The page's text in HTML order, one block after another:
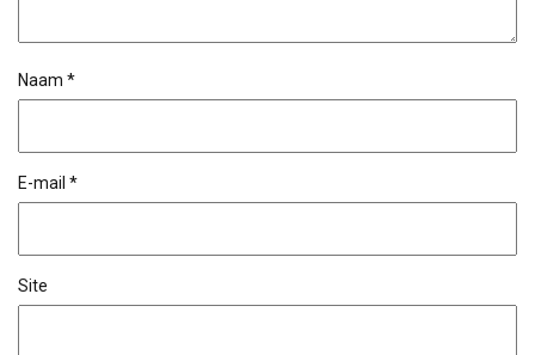
Naam *
E-mail *
Site